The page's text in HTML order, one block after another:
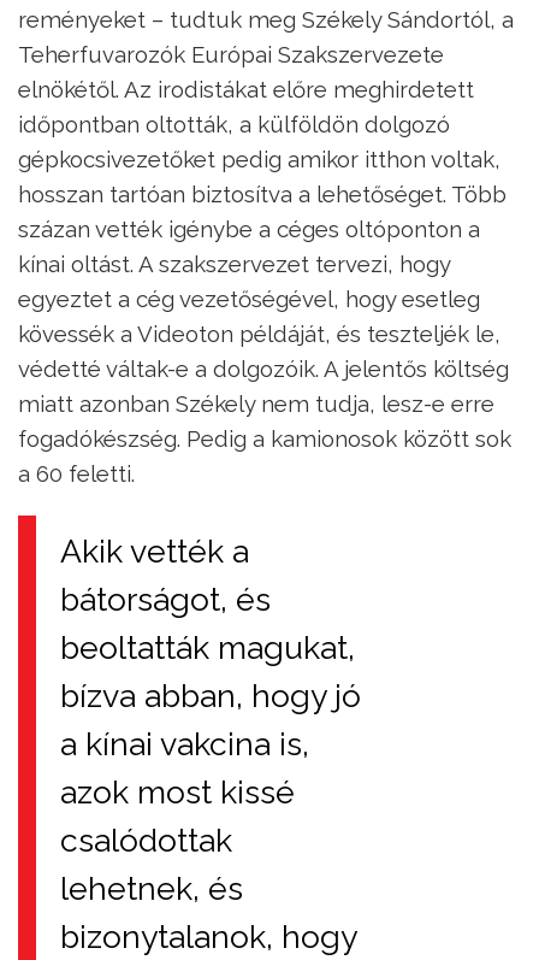
reményeket – tudtuk meg Székely Sándortól, a
Teherfuvarozók Európai Szakszervezete
elnökétől. Az irodistákat előre meghirdetett
időpontban oltották, a külföldön dolgozó
gépkocsivezetőket pedig amikor itthon voltak,
hosszan tartóan biztosítva a lehetőséget. Több
százan vették igénybe a céges oltóponton a
kínai oltást. A szakszervezet tervezi, hogy
egyeztet a cég vezetőségével, hogy esetleg
kövessék a Videoton példáját, és teszteljék le,
védetté váltak-e a dolgozóik. A jelentős költség
miatt azonban Székely nem tudja, lesz-e erre
fogadókészség. Pedig a kamionosok között sok
a 60 feletti.
Akik vették a
bátorságot, és
beoltatták magukat,
bízva abban, hogy jó
a kínai vakcina is,
azok most kissé
csalódottak
lehetnek, és
bizonytalanok, hogy